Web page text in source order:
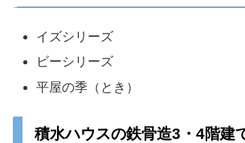
イズシリーズ
ビーシリーズ
平屋の季（とき）
積水ハウスの鉄骨造3・4階建